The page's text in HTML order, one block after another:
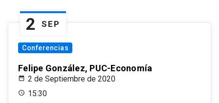
2 SEP
Conferencias
Felipe González, PUC-Economía
2 de Septiembre de 2020
15:30